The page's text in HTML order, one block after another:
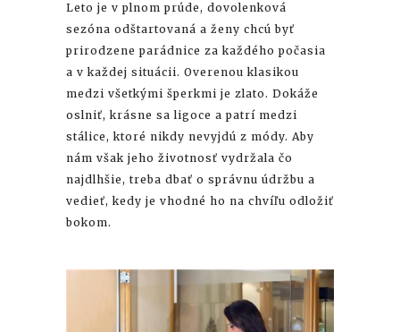
Leto je v plnom prúde, dovolenková
sezóna odštartovaná a ženy chcú byť
prirodzene parádnice za každého počasia
a v každej situácii. Overenou klasikou
medzi všetkými šperkmi je zlato. Dokáže
oslniť, krásne sa ligoce a patrí medzi
stálice, ktoré nikdy nevyjdú z módy. Aby
nám však jeho životnosť vydržala čo
najdlhšie, treba dbať o správnu údržbu a
vedieť, kedy je vhodné ho na chvíľu odložiť
bokom.